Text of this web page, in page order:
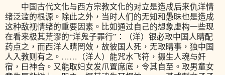
中国古代文化与西方宗教文化的对立是造成后来仇洋情
绪泛滥的根源。除此之外，当时人们的无知和愚昧也是造成
这种敌视情绪的重要因素。比如通过自己的想象虚构一些现
在看来极其荒谬的“洋鬼子罪行”：（洋）银必取中国人睛配
药点之，而西洋人睛罔效，故彼国人死，无取睛事，独中国
人入教则有之。……（洋人）能咒水飞符，摄生人魂与奸
宿，曰神合。又能取妇女发爪置席底，令其自至。取男童女